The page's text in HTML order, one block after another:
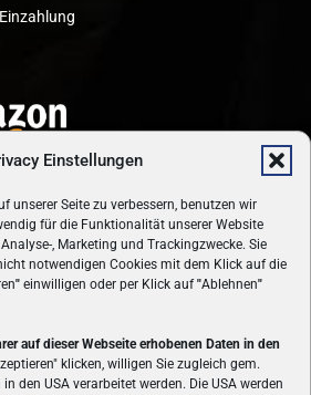
Einstellungen
unserer Seite zu verbessern, benutzen wir
für die Funktionalität unserer Website
, Marketing und Trackingzwecke. Sie
notwendigen Cookies mit dem Klick auf die
" einwilligen oder per Klick auf"Ablehnen"
auf dieser Webseite erhobenen Daten in den
klicken, willigen Sie zugleich gem.
in den USA verarbeitet werden. Die USA werden
ÜBER UNS